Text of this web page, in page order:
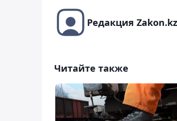
Редакция Zakon.kz
Читайте также